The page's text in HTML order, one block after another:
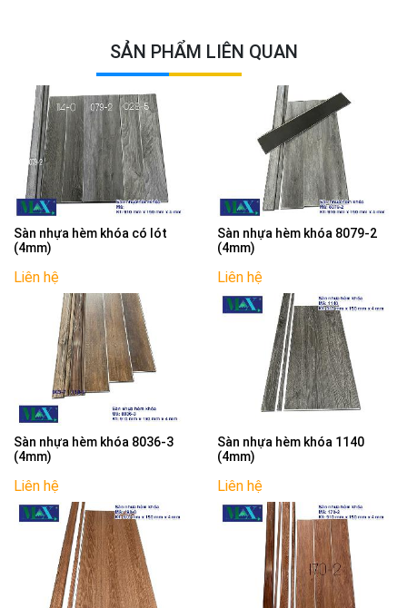
SẢN PHẨM LIÊN QUAN
Sàn nhựa hèm khóa có lót
(4mm)
Liên hệ
Sàn nhựa hèm khóa 8079-2
(4mm)
Liên hệ
Sàn nhựa hèm khóa 8036-3
(4mm)
Liên hệ
Sàn nhựa hèm khóa 1140
(4mm)
Liên hệ